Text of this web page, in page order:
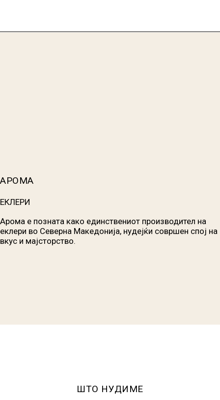
АРОМА
ЕКЛЕРИ
Арома е позната како единствениот производител на
еклери во Северна Македонија, нудејќи совршен спој на
вкус и мајсторство.
ШТО НУДИМЕ